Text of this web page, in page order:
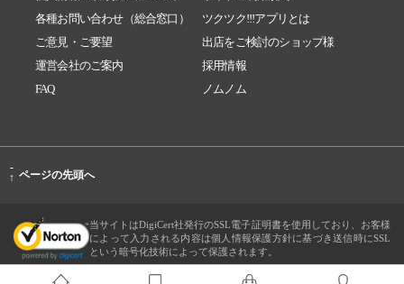
各種お問い合わせ（総合窓口）
ツクツク!!!アプリとは
ご意見・ご要望
出店をご検討のショップ様
運営会社のご案内
採用情報
FAQ
ノムノム
-
↑ ページの先頭へ
当サイトはDigiCert社発行のSSL電子証明書を使用しており、お客様
によって入力される内容は個人情報保護方針に基づき送信時にSSL
という暗号化技術によって保護されます。